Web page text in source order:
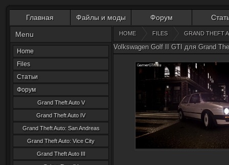
Главная Файлы и моды Форум
Menu
Home
Files
Статьи
Форум
Grand Theft Auto V
Grand Theft Auto IV
Grand Theft Auto: San Andreas
Grand Theft Auto: Vice City
Grand Theft Auto III
HOME FILES GRAND THEFT
Volkswagen Golf II GTI для Grand